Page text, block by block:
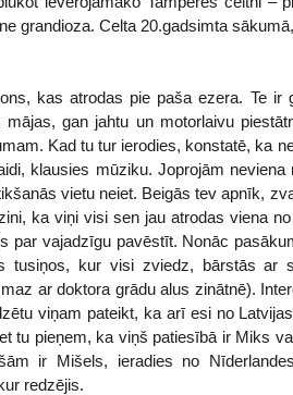
grandioza. Celta 20.gadsimta
kas atrodas pie paša ezera. Te ir
mājas, gan jahtu un motorlaivu
Kad tu tur ierodies, konstatē, ka
klausies mūziku. Joprojām
vietu neiet. Beigās tev apnīk,
ka viņi visi sen jau atrodas viena
par vajadzīgu pavēstīt. Nonāc
tusiņos, kur visi zviedz, bārstās ar
ar doktora grādu alus zinātnē).
viņam pateikt, ka arī esi no
tu pieņem, ka viņš patiesībā ir Miks
ir Mišels, ieradies no
redzējis.